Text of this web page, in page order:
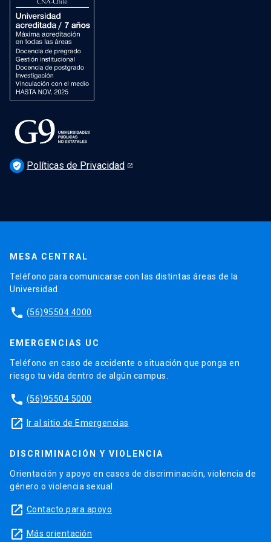
verified_user Políticas de Privacidad
MESA CENTRAL
Teléfono para comunicarse con las distintas áreas de la
Universidad.
phone (56)95504 4000
EMERGENCIAS UC
Teléfono en caso de accidente o situación que ponga en
riesgo tu vida dentro de algún campus.
phone (56)95504 5000
launch Ir al sitio de Emergencias
DISCRIMINACIÓN Y VIOLENCIA
Orientación y apoyo en casos de discriminación, violencia de
género o violencia sexual.
launch Contacto para apoyo
launch Más orientación